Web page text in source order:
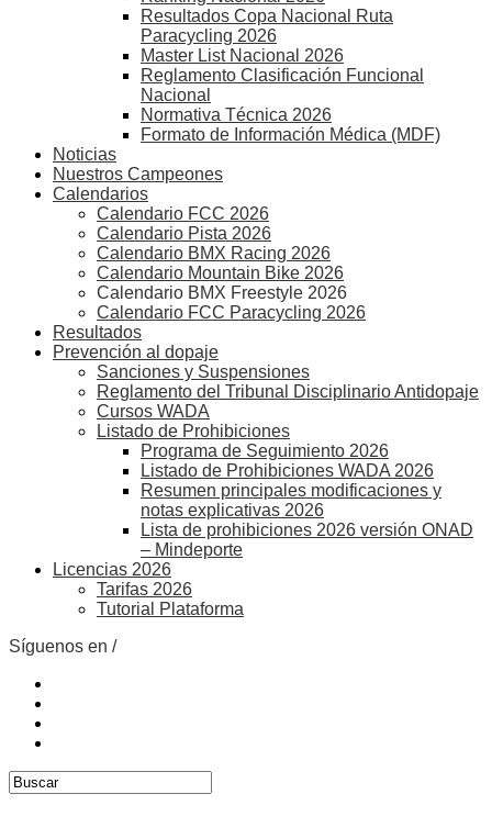
Resultados Copa Nacional Ruta
Paracycling 2026
Master List Nacional 2026
Reglamento Clasificación Funcional
Nacional
Normativa Técnica 2026
Formato de Información Médica (MDF)
Noticias
Nuestros Campeones
Calendarios
Calendario FCC 2026
Calendario Pista 2026
Calendario BMX Racing 2026
Calendario Mountain Bike 2026
Calendario BMX Freestyle 2026
Calendario FCC Paracycling 2026
Resultados
Prevención al dopaje
Sanciones y Suspensiones
Reglamento del Tribunal Disciplinario Antidopaje
Cursos WADA
Listado de Prohibiciones
Programa de Seguimiento 2026
Listado de Prohibiciones WADA 2026
Resumen principales modificaciones y
notas explicativas 2026
Lista de prohibiciones 2026 versión ONAD
– Mindeporte
Licencias 2026
Tarifas 2026
Tutorial Plataforma
Síguenos en /